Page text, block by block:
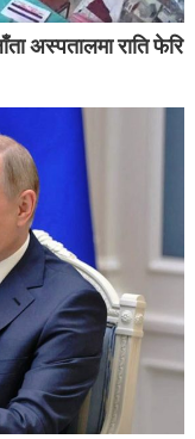
अस्पतालमा राति फेरि